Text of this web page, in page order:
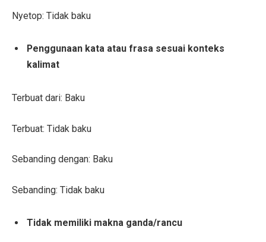
Nyetop: Tidak baku
Penggunaan kata atau frasa sesuai konteks
kalimat
Terbuat dari: Baku
Terbuat: Tidak baku
Sebanding dengan: Baku
Sebanding: Tidak baku
Tidak memiliki makna ganda/rancu